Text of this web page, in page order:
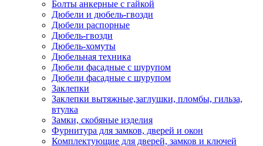
Болты анкерные с гайкой
Дюбели и дюбель-гвозди
Дюбели распорные
Дюбель-гвозди
Дюбель-хомуты
Дюбельная техника
Дюбели фасадные с шурупом
Дюбели фасадные с шурупом
Заклепки
Заклепки вытяжные,заглушки, пломбы, гильза,
втулка
Замки, скобяные изделия
Фурнитура для замков, дверей и окон
Комплектующие для дверей, замков и ключей